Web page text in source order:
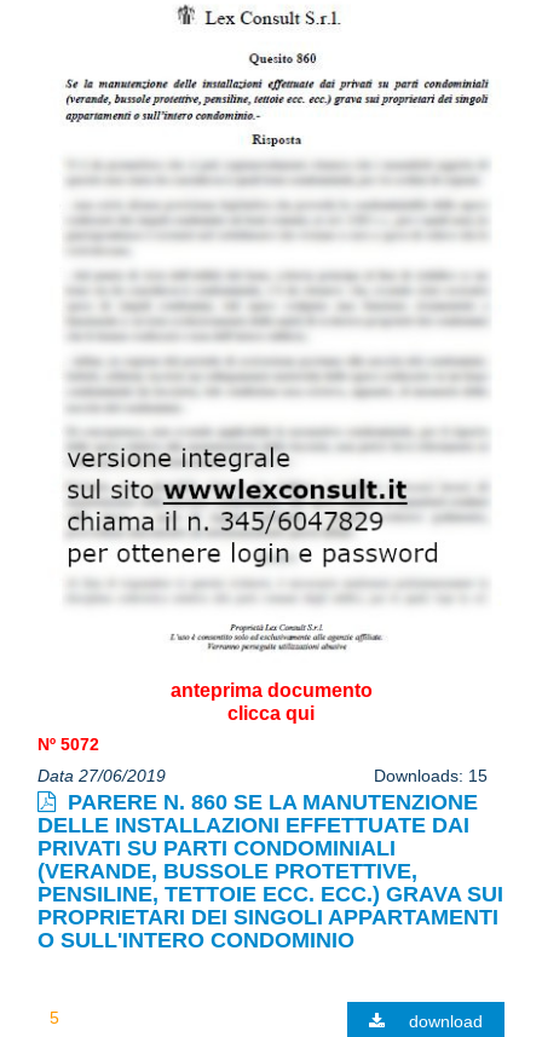
anteprima documento
clicca qui
Nº 5072
Data 27/06/2019
Downloads: 15
PARERE N. 860 SE LA MANUTENZIONE
DELLE INSTALLAZIONI EFFETTUATE DAI
PRIVATI SU PARTI CONDOMINIALI
(VERANDE, BUSSOLE PROTETTIVE,
PENSILINE, TETTOIE ECC. ECC.) GRAVA SUI
PROPRIETARI DEI SINGOLI APPARTAMENTI
O SULL'INTERO CONDOMINIO
download